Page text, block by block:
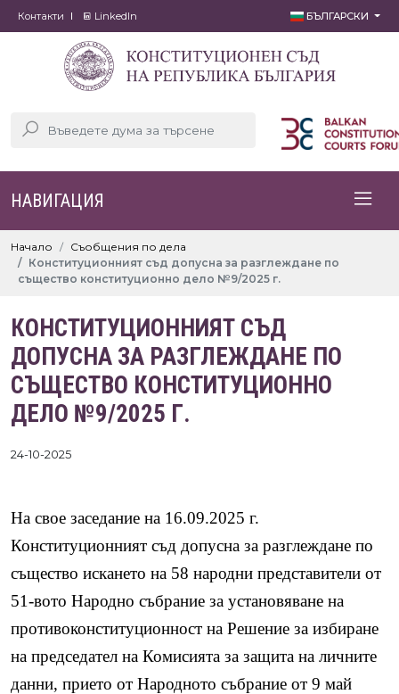
Контакти LinkedIn БЪЛГАРСКИ
НАВИГАЦИЯ
Начало
Съобщения по дела
Конституционният съд допусна за разглеждане по
същество конституционно дело №9/2025 г.
КОНСТИТУЦИОННИЯТ СЪД
ДОПУСНА ЗА РАЗГЛЕЖДАНЕ ПО
СЪЩЕСТВО КОНСТИТУЦИОННО
ДЕЛО №9/2025 Г.
24-10-2025
На свое заседание на 16.09.2025 г.
Конституционният съд допусна за разглеждане по
същество искането на 58 народни представители от
51-вото Народно събрание за установяване на
противоконституционност на Решение за избиране
на председател на Комисията за защита на личните
данни, прието от Народното събрание от 9 май